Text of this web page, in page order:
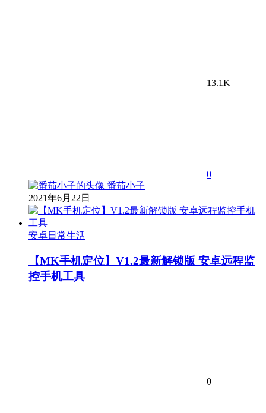
13.1K
0
番茄小子
2021年6月22日
安卓日常生活
【MK手机定位】V1.2最新解锁版 安卓远程监
控手机工具
0